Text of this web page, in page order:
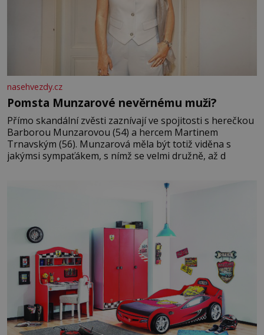
nasehvezdy.cz
Pomsta Munzarové nevěrnému muži?
Přímo skandální zvěsti zaznívají ve spojitosti s herečkou
Barborou Munzarovou (54) a hercem Martinem
Trnavským (56). Munzarová měla být totiž viděna s
jakýmsi sympaťákem, s nímž se velmi družně, až d